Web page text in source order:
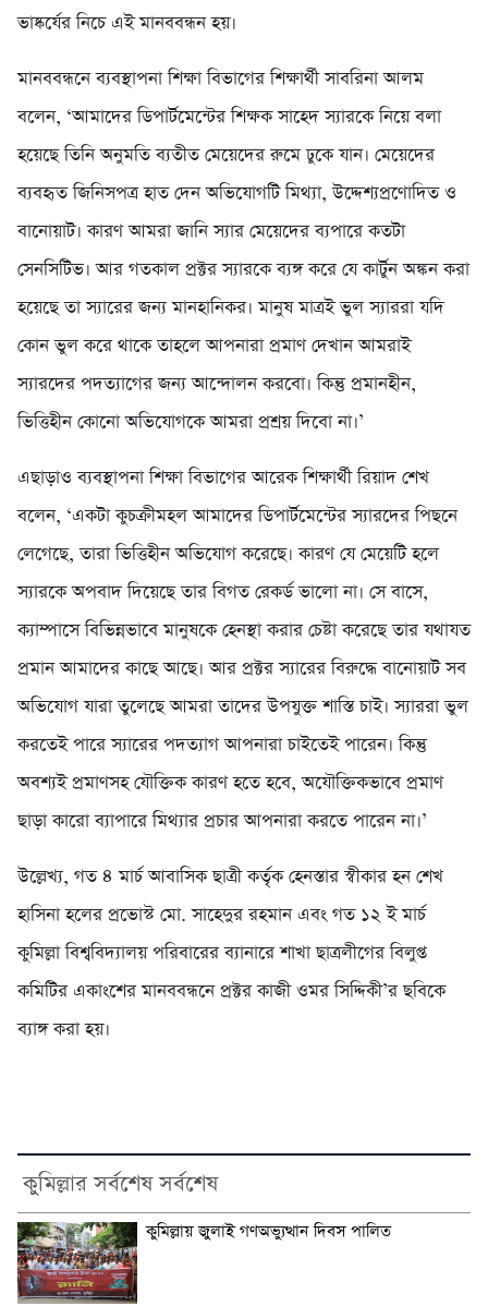
ভাষ্কর্যের নিচে এই মানববন্ধন হয়।
মানববন্ধনে ব্যবস্থাপনা শিক্ষা বিভাগের শিক্ষার্থী সাবরিনা আলম
বলেন, ‘আমাদের ডিপার্টমেন্টের শিক্ষক সাহেদ স্যারকে নিয়ে বলা
হয়েছে তিনি অনুমতি ব্যতীত মেয়েদের রুমে ঢুকে যান। মেয়েদের
ব্যবহৃত জিনিসপত্র হাত দেন অভিযোগটি মিথ্যা, উদ্দেশ্যপ্রণোদিত ও
বানোয়াট। কারণ আমরা জানি স্যার মেয়েদের ব্যপারে কতটা
সেনসিটিভ। আর গতকাল প্রক্টর স্যারকে ব্যঙ্গ করে যে কার্টুন অঙ্কন করা
হয়েছে তা স্যারের জন্য মানহানিকর। মানুষ মাত্রই ভুল স্যাররা যদি
কোন ভুল করে থাকে তাহলে আপনারা প্রমাণ দেখান আমরাই
স্যারদের পদত্যাগের জন্য আন্দোলন করবো। কিন্তু প্রমানহীন,
ভিত্তিহীন কোনো অভিযোগকে আমরা প্রশ্রয় দিবো না।’
এছাড়াও ব্যবস্থাপনা শিক্ষা বিভাগের আরেক শিক্ষার্থী রিয়াদ শেখ
বলেন, ‘একটা কুচক্রীমহল আমাদের ডিপার্টমেন্টের স্যারদের পিছনে
লেগেছে, তারা ভিত্তিহীন অভিযোগ করেছে। কারণ যে মেয়েটি হলে
স্যারকে অপবাদ দিয়েছে তার বিগত রেকর্ড ভালো না। সে বাসে,
ক্যাম্পাসে বিভিন্নভাবে মানুষকে হেনস্থা করার চেষ্টা করেছে তার যথাযত
প্রমান আমাদের কাছে আছে। আর প্রক্টর স্যারের বিরুদ্ধে বানোয়াট সব
অভিযোগ যারা তুলেছে আমরা তাদের উপযুক্ত শাস্তি চাই। স্যাররা ভুল
করতেই পারে স্যারের পদত্যাগ আপনারা চাইতেই পারেন। কিন্তু
অবশ্যই প্রমাণসহ যৌক্তিক কারণ হতে হবে, অযৌক্তিকভাবে প্রমাণ
ছাড়া কারো ব্যাপারে মিথ্যার প্রচার আপনারা করতে পারেন না।’
উল্লেখ্য, গত ৪ মার্চ আবাসিক ছাত্রী কর্তৃক হেনস্তার স্বীকার হন শেখ
হাসিনা হলের প্রভোস্ট মো. সাহেদুর রহমান এবং গত ১২ ই মার্চ
কুমিল্লা বিশ্ববিদ্যালয় পরিবারের ব্যানারে শাখা ছাত্রলীগের বিলুপ্ত
কমিটির একাংশের মানববন্ধনে প্রক্টর কাজী ওমর সিদ্দিকী’র ছবিকে
ব্যাঙ্গ করা হয়।
কুমিল্লার সর্বশেষ সর্বশেষ
কুমিল্লায় জুলাই গণঅভ্যুত্থান দিবস পালিত